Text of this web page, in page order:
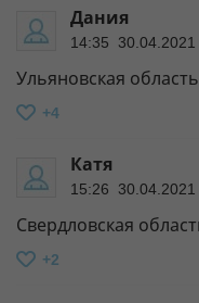
Дания
14:35 30.04.2021
Ульяновская
+4
Катя
15:26 30.04.2021
Свердловская
+2